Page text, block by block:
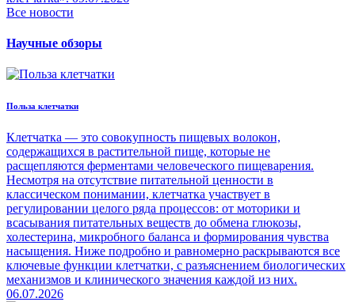
Все новости
Научные обзоры
Польза клетчатки
Клетчатка — это совокупность пищевых волокон,
содержащихся в растительной пище, которые не
расщепляются ферментами человеческого пищеварения.
Несмотря на отсутствие питательной ценности в
классическом понимании, клетчатка участвует в
регулировании целого ряда процессов: от моторики и
всасывания питательных веществ до обмена глюкозы,
холестерина, микробного баланса и формирования чувства
насыщения. Ниже подробно и равномерно раскрываются все
ключевые функции клетчатки, с разъяснением биологических
механизмов и клинического значения каждой из них.
06.07.2026